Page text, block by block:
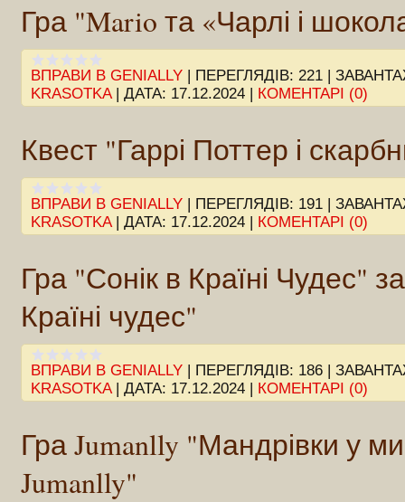
Гра "Mario та «Чарлі і
ВПРАВИ В GENIALLY | ПЕРЕГЛЯДІВ: 221 |
KRASOTKA| ДАТА: 17.12.2024 | КОМЕНТАРІ (0)
Квест "Гаррі Поттер і
ВПРАВИ В GENIALLY | ПЕРЕГЛЯДІВ: 191 |
KRASOTKA| ДАТА: 17.12.2024 | КОМЕНТАРІ (0)
Гра "Сонік в Країні Чудес"
Країні чудес"
ВПРАВИ В GENIALLY | ПЕРЕГЛЯДІВ: 186 |
KRASOTKA| ДАТА: 17.12.2024 | КОМЕНТАРІ (0)
Гра Jumanlly "Мандрівки у
Jumanlly"